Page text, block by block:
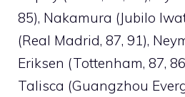
85), Nakamura (Jubilo
(Real Madrid, 87, 91),
Eriksen (Tottenham, 87,
Talisca (Guangzhou